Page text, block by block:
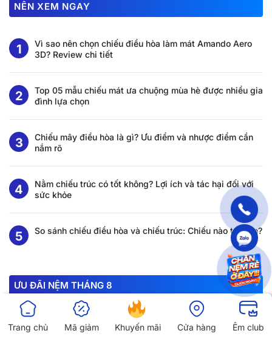
NÊN XEM NGAY
Vì sao nên chọn chiếu điều hòa làm mát Amando Aero
3D? Review chi tiết
Top 05 mẫu chiếu mát ưa chuộng mùa hè được nhiều gia
đình lựa chọn
Chiếu mây điều hòa là gì? Ưu điểm và nhược điểm cần
nắm rõ
Nằm chiếu trúc có tốt không? Lợi ích và tác hại đối với
sức khỏe
So sánh chiếu điều hòa và chiếu trúc: Chiếu nào tốt hơn?
ƯU ĐÃI NỆM THÁNG 8
-20% -12%
Trang chủ Mã giảm Khuyến mãi Cửa hàng Êm club